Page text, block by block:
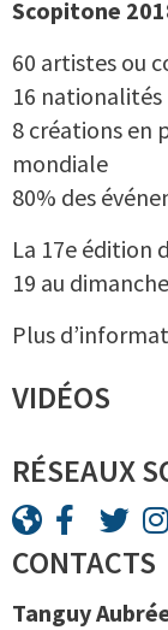
Scopitone
60 artistes ou
16 nationalités
8 créations en
mondiale
80% des
La 17e édition
19 au
Plus
VIDÉOS
RÉSEAUX
CONTACTS
Tanguy